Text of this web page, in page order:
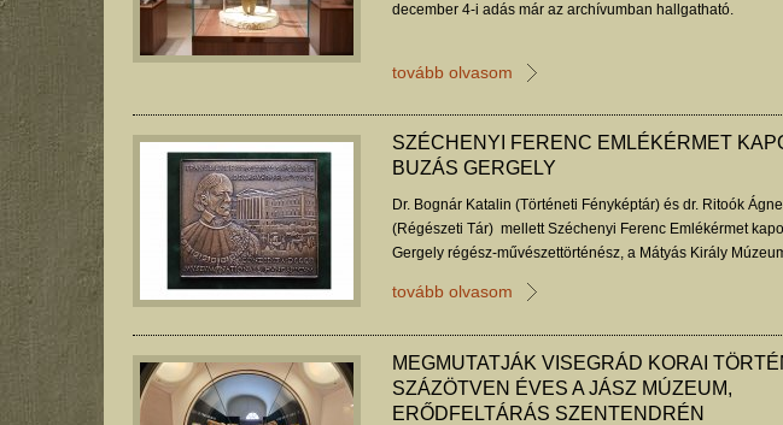
december 4-i adás már az archívumban hallgatható.
tovább olvasom
SZÉCHENYI FERENC EMLÉKÉRMET
BUZÁS GERGELY
Dr. Bognár Katalin (Történeti Fényképtár) és dr. Ritoók
(Régészeti Tár) mellett Széchenyi Ferenc Emlékérmet
Gergely régész-művészettörténész, a Mátyás Király
Múzeum karácsonyi ünnepségén. Kovács Olivér nem
tovább olvasom
MEGMUTATJÁK VISEGRÁD KORAI
SZÁZÖTVEN ÉVES A JÁSZ MÚZEUM,
ERŐDFELTÁRÁS SZENTENDRÉN